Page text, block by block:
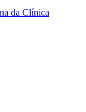
da Clínica